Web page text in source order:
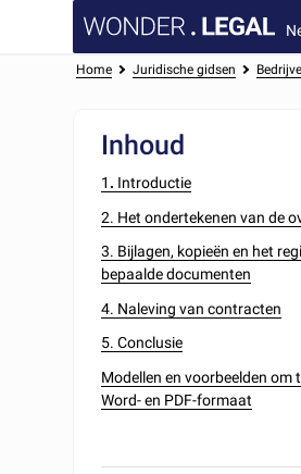
Home Juridische gidsen
Inhoud
1 . Introductie
2. Het ondertekenen van de
3. Bijlagen, kopieën en het
bepaalde documenten
4. Naleving van contracten
5. Conclusie
Modellen en voorbeelden om
Word- en PDF-formaat